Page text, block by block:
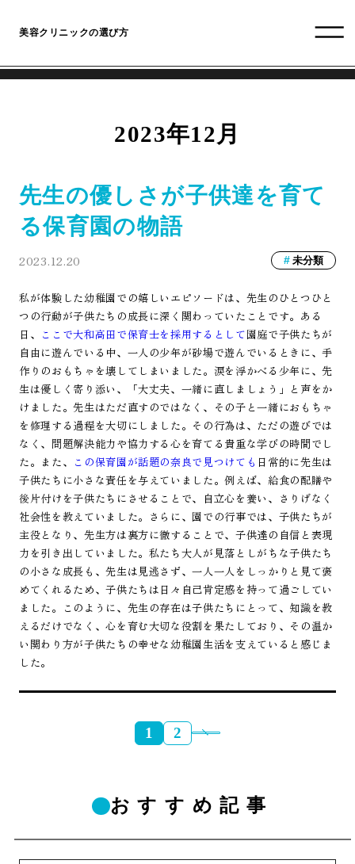
美容クリニックの選び方
2023年12月
先生の優しさが子供達を育て
る保育園の物語
2023.12.20 未分類
私が体験した幼稚園での嬉しいエピソードは、先生のひとつひと
つの行動が子供たちの成長に深く関わっていたことです。ある
日、 ここで大和高田で保育士を採用するとして園庭で子供たちが
自由に遊んでいる中、一人の少年が砂場で遊んでいるときに、手
作りのおもちゃを壊してしまいました。涙を浮かべる少年に、先
生は優しく寄り添い、「大丈夫、一緒に直しましょう」と声をか
けました。先生はただ直すのではなく、その子と一緒におもちゃ
を修理する過程を大切にしました。その行為は、ただの遊びでは
なく、問題解決能力や協力する心を育てる貴重な学びの時間でし
た。また、 この保育園が話題の奈良で見つけても 日常的に先生は
子供たちに小さな責任を与えていました。例えば、給食の配膳や
後片付けを子供たちにさせることで、自立心を養い、さりげなく
社会性を教えていました。さらに、園での行事では、子供たちが
主役となり、先生方は裏方に徹することで、子供達の自信と表現
力を引き出していました。私たち大人が見落としがちな子供たち
の小さな成長も、先生は見逃さず、一人一人をしっかりと見て褒
めてくれるため、子供たちは日々自己肯定感を持って過ごしてい
ました。このように、先生の存在は子供たちにとって、知識を教
えるだけでなく、心を育む大切な役割を果たしており、その温か
い関わり方が子供たちの幸せな幼稚園生活を支えていると感じま
した。
1 2
おすすめ記事